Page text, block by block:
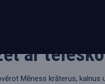
vienu aprīkojuma
un papildu piederumi.
ar
Mēness krāterus, kalnus